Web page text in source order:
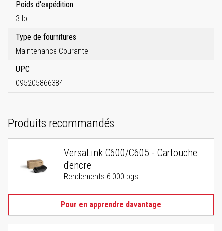
Poids d'expédition
3 lb
Type de fournitures
Maintenance Courante
UPC
095205866384
Produits recommandés
VersaLink C600/C605 - Cartouche
d'encre
Rendements 6 000 pgs
Pour en apprendre davantage